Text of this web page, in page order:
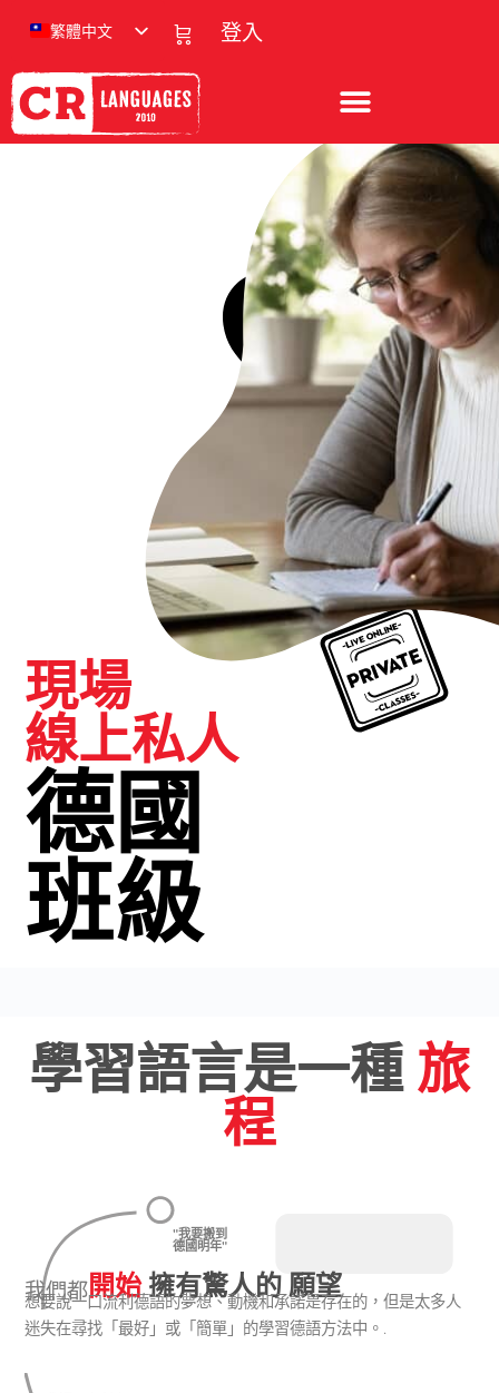
登入
繁體中文
現場
線上私人
德國
班級
學習語言是一種 旅
程
"我要搬到
德國明年"
我們都 開始擁有驚人的 願望
想要說一口流利德語的夢想、動機和承諾是存在的，但是太多人
迷失在尋找「最好」或「簡單」的學習德語方法中。.